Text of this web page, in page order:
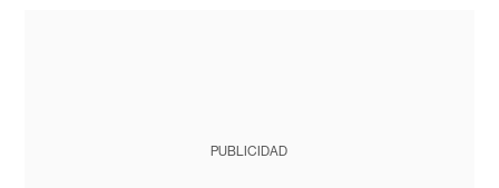
PUBLICIDAD